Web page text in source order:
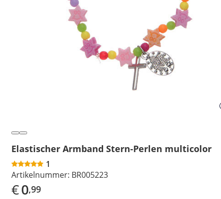
Elastischer Armband Stern-Perlen multicolor
1
Artikelnummer: BR005223
€0,99